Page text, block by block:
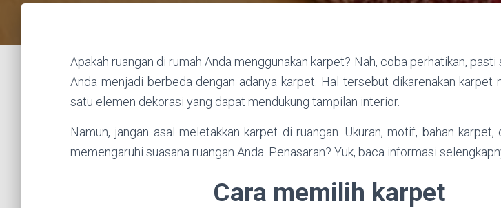
Apakah ruangan di rumah Anda menggunakan karpet? Nah, coba perhatikan, pasti
Anda menjadi berbeda dengan adanya karpet. Hal tersebut dikarenakan karpet
satu elemen dekorasi yang dapat mendukung tampilan interior.
Namun, jangan asal meletakkan karpet di ruangan. Ukuran, motif, bahan karpet,
memengaruhi suasana ruangan Anda. Penasaran? Yuk, baca informasi
Cara memilih karpet